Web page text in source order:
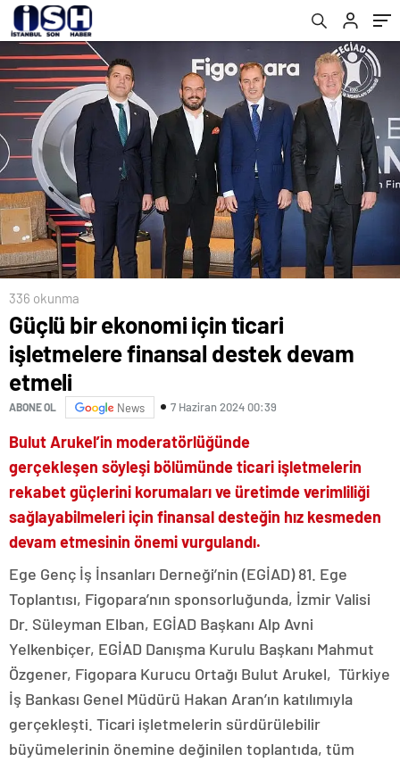
336 okunma
Güçlü bir ekonomi için ticari
işletmelere finansal destek devam
etmeli
ABONE OL News 7 Haziran 2024 00:39
Bulut Arukel’in moderatörlüğünde
gerçekleşen söyleşi bölümünde ticari işletmelerin
rekabet güçlerini korumaları ve üretimde verimliliği
sağlayabilmeleri için finansal desteğin hız kesmeden
devam etmesinin önemi vurgulandı.
Ege Genç İş İnsanları Derneği’nin (EGİAD) 81. Ege
Toplantısı, Figopara’nın sponsorluğunda, İzmir Valisi
Dr. Süleyman Elban, EGİAD Başkanı Alp Avni
Yelkenbiçer, EGİAD Danışma Kurulu Başkanı Mahmut
Özgener, Figopara Kurucu Ortağı Bulut Arukel, Türkiye
İş Bankası Genel Müdürü Hakan Aran’ın katılımıyla
gerçekleşti. Ticari işletmelerin sürdürülebilir
büyümelerinin önemine değinilen toplantıda, tüm